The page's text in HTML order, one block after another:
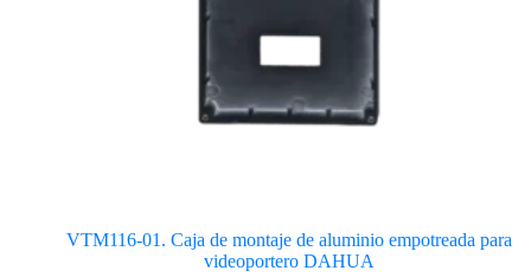
VTM116-01. Caja de montaje de aluminio empotreada para
videoportero DAHUA